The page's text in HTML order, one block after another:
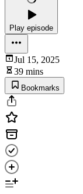
Play episode
Jul 15, 2025
39 mins
Bookmarks